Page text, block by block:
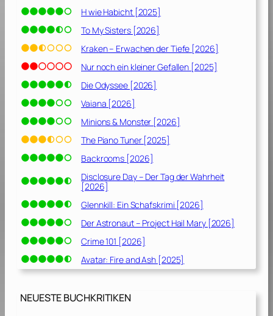
H wie Habicht [2025]
To My Sisters [2026]
Kraken – Erwachen der Tiefe [2026]
Nur noch ein kleiner Gefallen [2025]
Die Odyssee [2026]
Vaiana [2026]
Minions & Monster [2026]
The Piano Tuner [2025]
Backrooms [2026]
Disclosure Day – Der Tag der Wahrheit
[2026]
Glennkill: Ein Schafskrimi [2026]
Der Astronaut – Project Hail Mary [2026]
Crime 101 [2026]
Avatar: Fire and Ash [2025]
NEUESTE BUCHKRITIKEN